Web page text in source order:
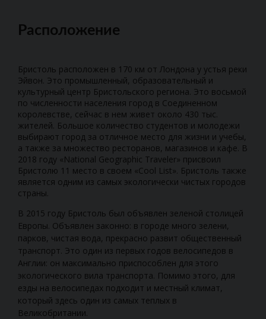
Расположение
Бристоль расположен в 170 км от Лондона у устья реки
Эйвон. Это промышленный, образовательный и
культурный центр Бристольского региона. Это восьмой
по численности населения город в Соединенном
королевстве, сейчас в нем живет около 430 тыс.
жителей. Большое количество студентов и молодежи
выбирают город за отличное место для жизни и учебы,
а также за множество ресторанов, магазинов и кафе. В
2018 году «National Geographic Traveler» присвоил
Бристолю 11 место в своем «Cool List». Бристоль также
является одним из самых экологически чистых городов
страны.
В 2015 году Бристоль был объявлен зеленой столицей
Европы. Объявлен законно: в городе много зелени,
парков, чистая вода, прекрасно развит общественный
транспорт. Это один из первых годов велосипедов в
Англии: он максимально приспособлен для этого
экологического вила транспорта. Помимо этого, для
езды на велосипедах подходит и местный климат,
который здесь один из самых теплых в
Великобритании.